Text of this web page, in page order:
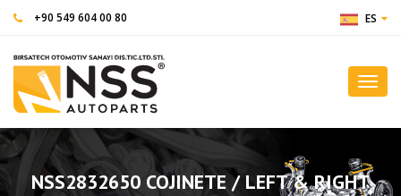
+90 549 604 00 80 ES
NSS2832650 COJINETE / LEFT & RIGHT